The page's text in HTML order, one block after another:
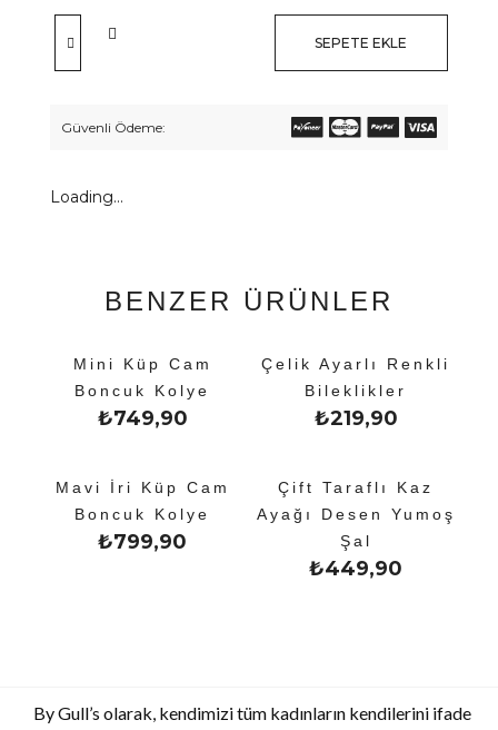
SEPETE EKLE
Güvenli Ödeme:
Loading...
BENZER ÜRÜNLER
Mini Küp Cam
Boncuk Kolye
₺749,90
Çelik Ayarlı Renkli
Bileklikler
₺219,90
Mavi İri Küp Cam
Boncuk Kolye
₺799,90
Çift Taraflı Kaz
Ayağı Desen Yumoş
Şal
₺449,90
By Gull’s olarak, kendimizi tüm kadınların kendilerini ifade